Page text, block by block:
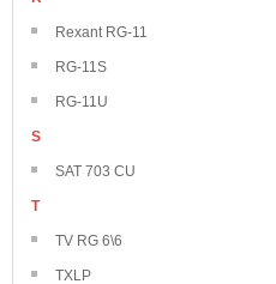
Rexant RG-11
RG-11S
RG-11U
S
SAT 703 CU
T
TV RG 6\6
TXLP